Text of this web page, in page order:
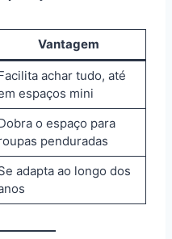
Vantagem
achar tudo, até
espaços mini
o espaço para
penduradas
adapta ao longo dos